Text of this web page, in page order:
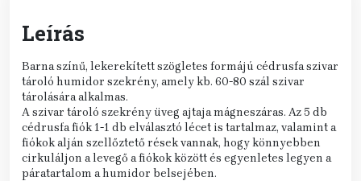
Leírás
Barna színű, lekerekített szögletes formájú cédrusfa szivar
tároló humidor szekrény, amely kb. 60-80 szál szivar
tárolására alkalmas.
A szivar tároló szekrény üveg ajtaja mágneszáras. Az 5 db
cédrusfa fiók 1-1 db elválasztó lécet is tartalmaz, valamint a
fiókok alján szellőztető rések vannak, hogy könnyebben
cirkuláljon a levegő a fiókok között és egyenletes legyen a
páratartalom a humidor belsejében.